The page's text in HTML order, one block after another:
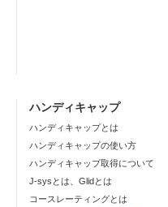
ハンディキャップ
ハンディキャップとは
ハンディキャップの使い方
ハンディキャップ取得について
J-sysとは、Glidとは
コースレーティングとは